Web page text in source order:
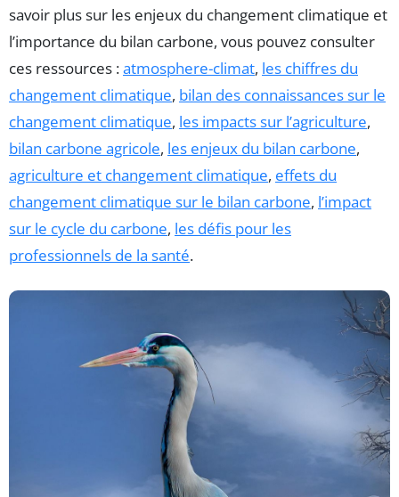
savoir plus sur les enjeux du changement climatique et
l’importance du bilan carbone, vous pouvez consulter
ces ressources :atmosphere-climat, les chiffres du
changement climatique, bilan des connaissances sur le
changement climatique, les impacts sur l’agriculture,
bilan carbone agricole, les enjeux du bilan carbone,
agriculture et changement climatique, effets du
changement climatique sur le bilan carbone, l’impact
sur le cycle du carbone, les défis pour les
professionnels de la santé.